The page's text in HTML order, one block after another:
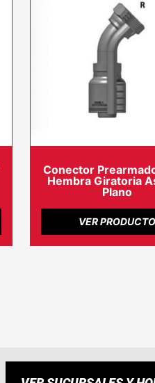
Conector
Hembra Giratoria
Plano
VER PRODUCTO